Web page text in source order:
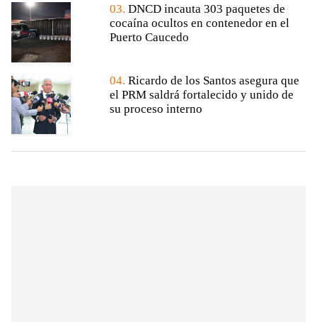
03. DNCD incauta 303 paquetes de
cocaína ocultos en contenedor en el
Puerto Caucedo
04. Ricardo de los Santos asegura que
el PRM saldrá fortalecido y unido de
su proceso interno